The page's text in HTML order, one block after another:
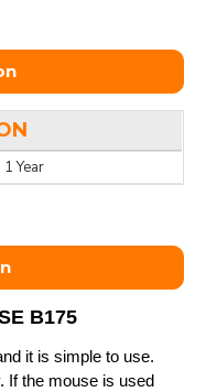
1 Year
B175
it is simple to use.
If the mouse is used